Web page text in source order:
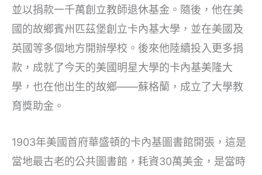
並以捐款一千萬創立教師退休基金。隨後，他在美
國的故鄉賓州匹茲堡創立卡內基大學，並在美國及
英國等多個地方開辦學校。後來他陸續投入更多捐
款，成就了今天的美國明星大學的卡內基美隆大
學，也在他出生的故鄉——蘇格蘭，成立了大學教
育獎助金。
1903年美國首府華盛頓的卡內基圖書館開張，這是
當地最古老的公共圖書館，耗資30萬美金，是當時